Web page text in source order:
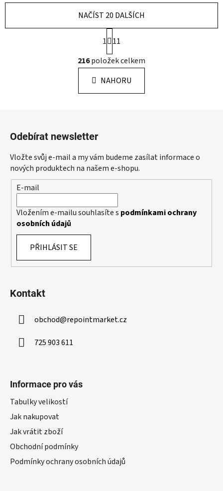
O
v
á
d
v
k
v
ý
p
NAČÍST 20 DALŠÍCH
S
t
r
á
n
k
1
11
216položek celkem
NAHORU
Odebírat newsletter
Vložte svůj e-mail a my vám budeme zasílat informace o
nových produktech na našem e-shopu.
E-mail
Vložením e-mailu souhlasíte s podmínkami ochrany
osobních údajů
PŘIHLÁSIT SE
Kontakt
obchod@repointmarket.cz
725 903 611
Informace pro vás
Tabulky velikostí
Jak nakupovat
Jak vrátit zboží
Obchodní podmínky
Podmínky ochrany osobních údajů